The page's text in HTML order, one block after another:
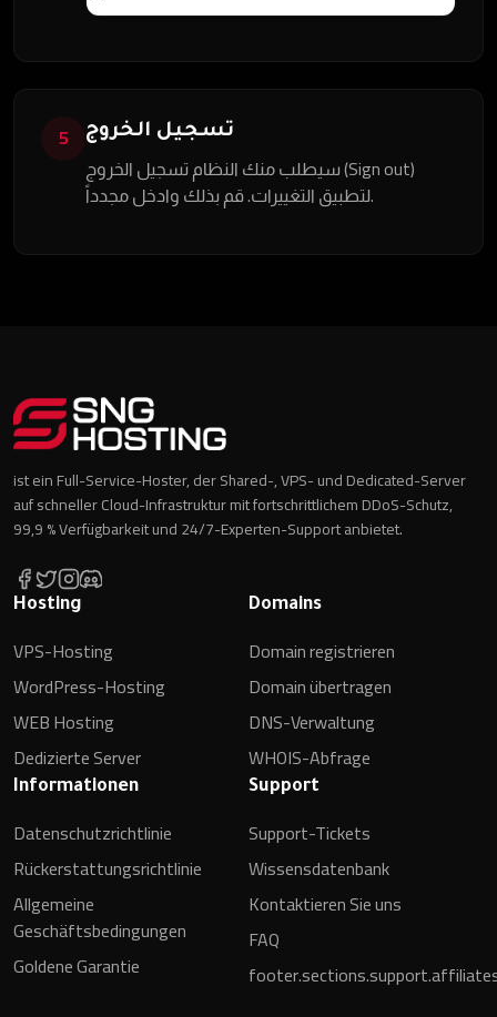
5 تسجيل الخروج
سيطلب منك النظام تسجيل الخروج (Sign out)
لتطبيق التغييرات. قم بذلك وادخل مجدداً.
ist ein Full-Service-Hoster, der Shared-, VPS- und Dedicated-Server
auf schneller Cloud-Infrastruktur mit fortschrittlichem DDoS-Schutz,
99,9 % Verfügbarkeit und 24/7-Experten-Support anbietet.
Hosting
VPS-Hosting
WordPress-Hosting
WEB Hosting
Dedizierte Server
Domains
Domain registrieren
Domain übertragen
DNS-Verwaltung
WHOIS-Abfrage
Informationen
Datenschutzrichtlinie
Rückerstattungsrichtlinie
Allgemeine
Geschäftsbedingungen
Goldene Garantie
Support
Support-Tickets
Wissensdatenbank
Kontaktieren Sie uns
FAQ